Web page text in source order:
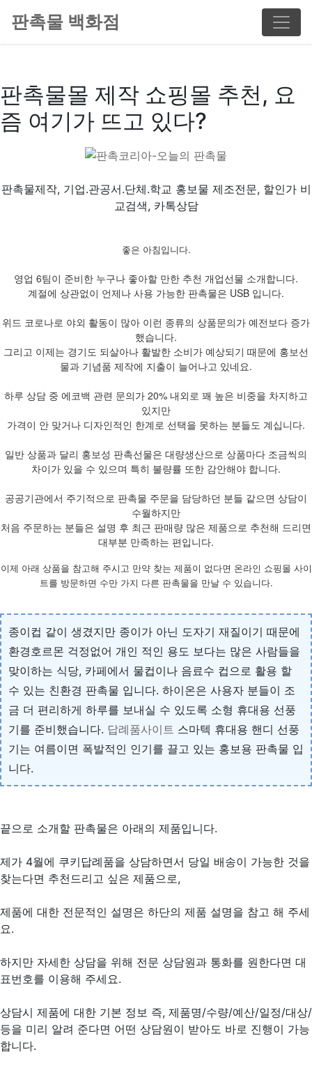
판촉물 백화점
판촉물몰 제작 쇼핑몰 추천, 요
즘 여기가 뜨고 있다?
판촉물제작, 기업.관공서.단체.학교 홍보물 제조전문, 할인가 비
교검색, 카톡상담
좋은 아침입니다.
영업 6팀이 준비한 누구나 좋아할 만한 추천 개업선물 소개합니다.
계절에 상관없이 언제나 사용 가능한 판촉물은 USB 입니다.
위드 코로나로 야외 활동이 많아 이런 종류의 상품문의가 예전보다 증가
했습니다.
그리고 이제는 경기도 되살아나 활발한 소비가 예상되기 때문에 홍보선
물과 기념품 제작에 지출이 늘어나고 있네요.
하루 상담 중 에코백 관련 문의가 20% 내외로 꽤 높은 비중을 차지하고
있지만
가격이 안 맞거나 디자인적인 한계로 선택을 못하는 분들도 계십니다.
일반 상품과 달리 홍보성 판촉선물은 대량생산으로 상품마다 조금씩의
차이가 있을 수 있으며 특히 불량률 또한 감안해야 합니다.
공공기관에서 주기적으로 판촉물 주문을 담당하던 분들 같으면 상담이
수월하지만
처음 주문하는 분들은 설명 후 최근 판매량 많은 제품으로 추천해 드리면
대부분 만족하는 편입니다.
이제 아래 상품을 참고해 주시고 만약 찾는 제품이 없다면 온라인 쇼핑몰 사이
트를 방문하면 수만 가지 다른 판촉물을 만날 수 있습니다.
종이컵 같이 생겼지만 종이가 아닌 도자기 재질이기 때문에
환경호르몬 걱정없어 개인 적인 용도 보다는 많은 사람들을
맞이하는 식당, 카페에서 물컵이나 음료수 컵으로 활용 할
수 있는 친환경 판촉물 입니다. 하이온은 사용자 분들이 조
금 더 편리하게 하루를 보내실 수 있도록 소형 휴대용 선풍
기를 준비했습니다. 답례품사이트 스마텍 휴대용 핸디 선풍
기는 여름이면 폭발적인 인기를 끌고 있는 홍보용 판촉물 입
니다.
끝으로 소개할 판촉물은 아래의 제품입니다.
제가 4월에 쿠키답례품을 상담하면서 당일 배송이 가능한 것을
찾는다면 추천드리고 싶은 제품으로,
제품에 대한 전문적인 설명은 하단의 제품 설명을 참고 해 주세
요.
하지만 자세한 상담을 위해 전문 상담원과 통화를 원한다면 대
표번호를 이용해 주세요.
상담시 제품에 대한 기본 정보 즉, 제품명/수량/예산/일정/대상/
등을 미리 알려 준다면 어떤 상담원이 받아도 바로 진행이 가능
합니다.